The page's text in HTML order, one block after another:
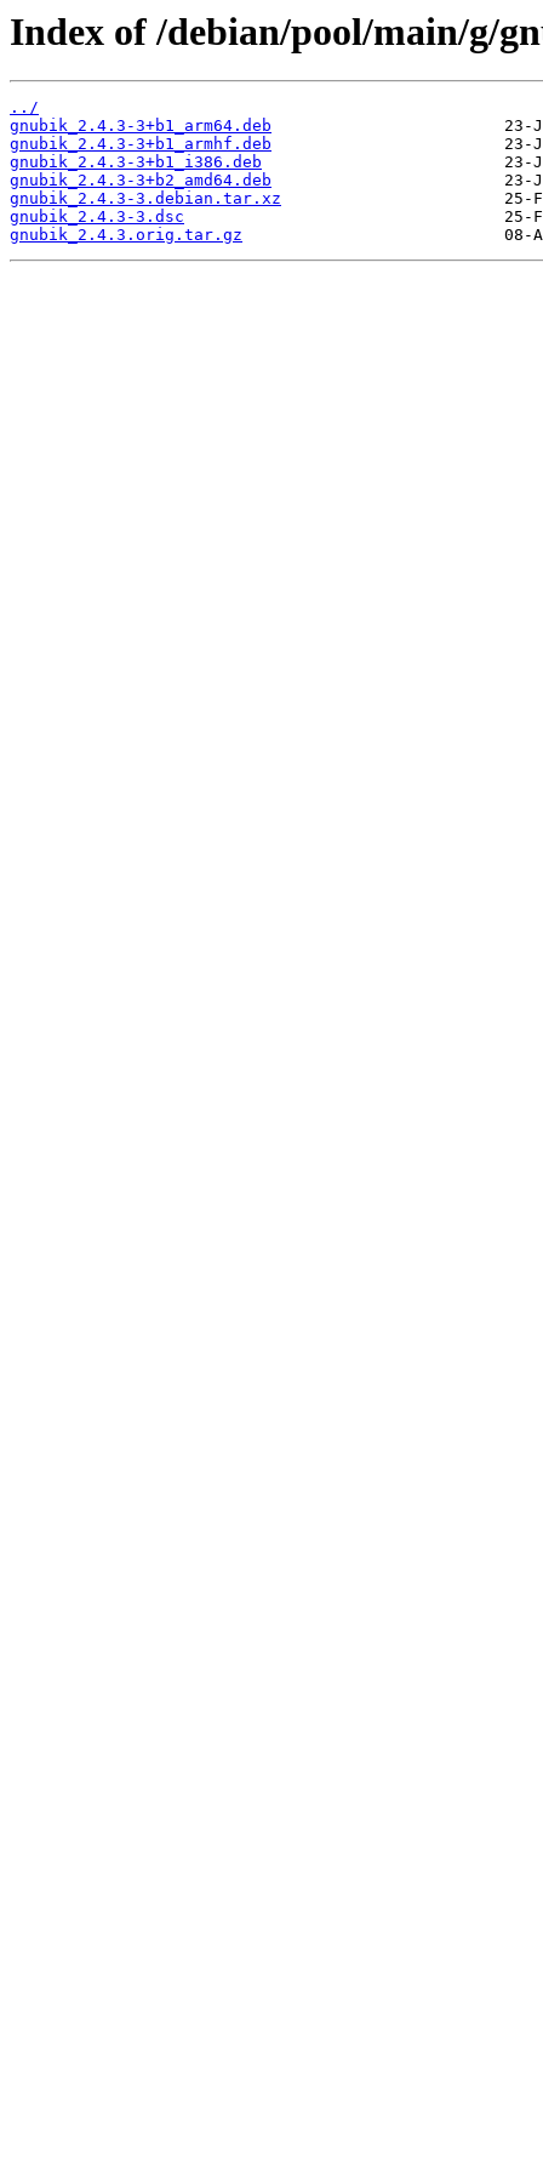
Index of /debian/pool/main/g/
../
gnubik_2.4.3-3+b1_arm64.deb
gnubik_2.4.3-3+b1_armhf.deb
gnubik_2.4.3-3+b1_i386.deb
gnubik_2.4.3-3+b2_amd64.deb
gnubik_2.4.3-3.debian.tar.xz
gnubik_2.4.3-3.dsc
gnubik_2.4.3.orig.tar.gz